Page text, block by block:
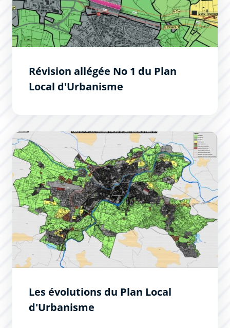
Révision allégée No 1 du Plan
Local d'Urbanisme
Les évolutions du Plan Local d&#039;Urbanisme
Les évolutions du Plan Local
d'Urbanisme